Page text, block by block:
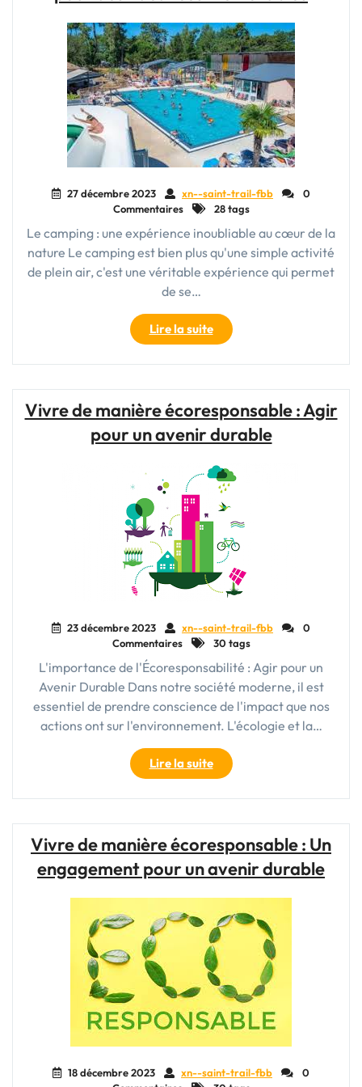
Retrouver
l’Harmonie
avec
la
Nature"
27 décembre 2023 xn--saint-trail-fbb
0
Commentaires
28 tags
Le camping : une expérience inoubliable au cœur de la
nature Le camping est bien plus qu'une simple activité
de plein air, c'est une véritable expérience qui permet
de se…
Lire la suite"Le
camping
:
naturelle
pour
vacances
mémorables"
Vivre de manière écoresponsable : Agir
pour un avenir durable
23 décembre 2023 xn--saint-trail-fbb
0
Commentaires
30 tags
L'importance de l'Écoresponsabilité : Agir pour un
Avenir Durable Dans notre société moderne, il est
essentiel de prendre conscience de l'impact que nos
actions ont sur l'environnement. L'écologie et la…
Lire la suite"Vivre
de
manière
Agir
pour
durable"
Vivre de manière écoresponsable : Un
engagement pour un avenir durable
18 décembre 2023 xn--saint-trail-fbb
0